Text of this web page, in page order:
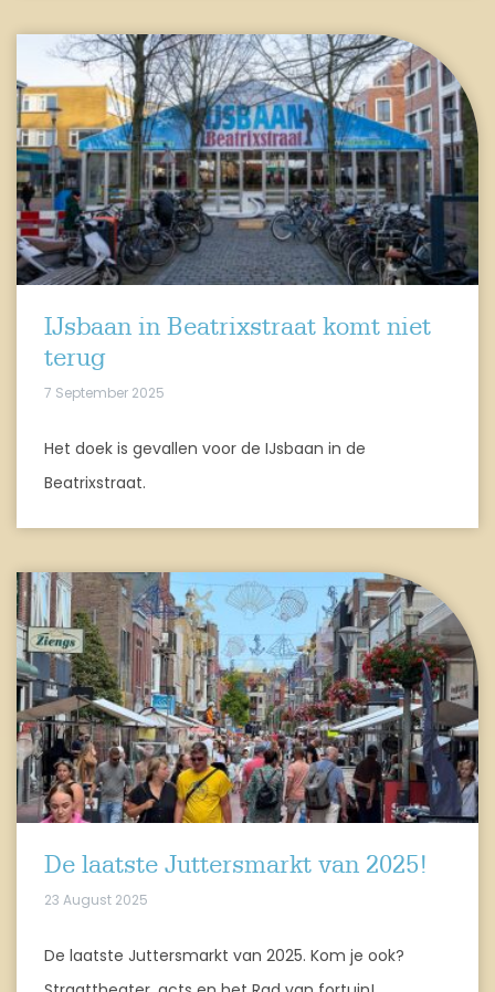
IJsbaan in Beatrixstraat komt niet
terug
7 September 2025
Het doek is gevallen voor de IJsbaan in de
Beatrixstraat.
De laatste Juttersmarkt van 2025!
23 August 2025
De laatste Juttersmarkt van 2025. Kom je ook?